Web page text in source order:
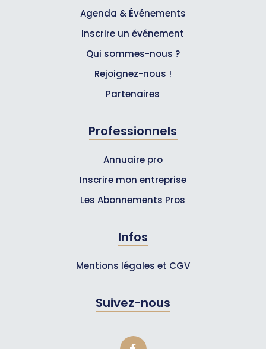
Agenda & Événements
Inscrire un événement
Qui sommes-nous ?
Rejoignez-nous !
Partenaires
Professionnels
Annuaire pro
Inscrire mon entreprise
Les Abonnements Pros
Infos
Mentions légales et CGV
Suivez-nous